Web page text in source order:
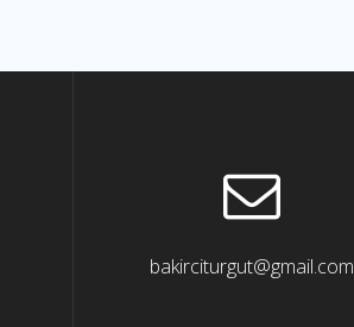
bakirciturgut@gmail.com